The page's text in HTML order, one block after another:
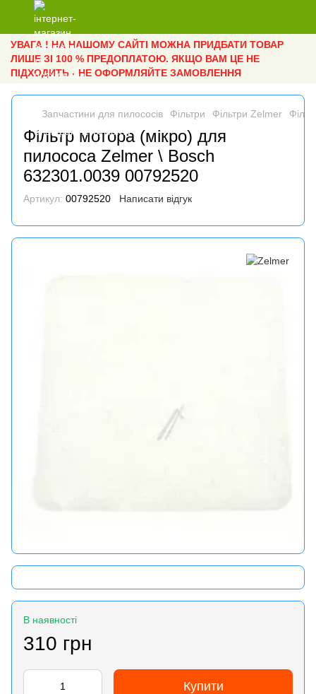
УВАГА ! НА НАШОМУ САЙТІ МОЖНА ПРИДБАТИ ТОВАР
ЛИШЕ ЗІ 100 % ПРЕДОПЛАТОЮ. ЯКЩО ВАМ ЦЕ НЕ
ПІДХОДИТЬ - НЕ ОФОРМЛЯЙТЕ ЗАМОВЛЕННЯ
Запчастини для пилососів Фільтри Фільтри Zelmer
Фільтр мотора (мікро) для
пилососа Zelmer \ Bosch
632301.0039 00792520
Артикул: 00792520 Написати відгук
В наявності
310 грн
Купити